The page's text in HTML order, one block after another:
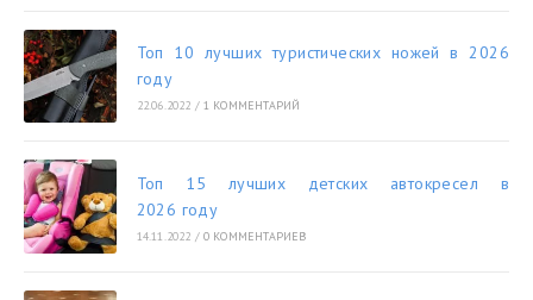
Топ 10 лучших туристических ножей в 2026
году
22.06.2022 / 1 КОММЕНТАРИЙ
Топ 15 лучших детских автокресел в
2026 году
14.11.2022 / 0 КОММЕНТАРИЕВ